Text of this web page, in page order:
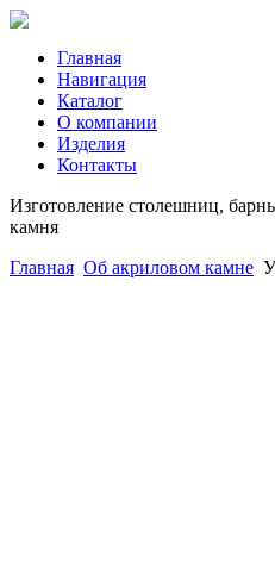
Главная
Навигация
Каталог
О компании
Изделия
Контакты
Изготовление столешниц,
камня
Главная Об акриловом камне